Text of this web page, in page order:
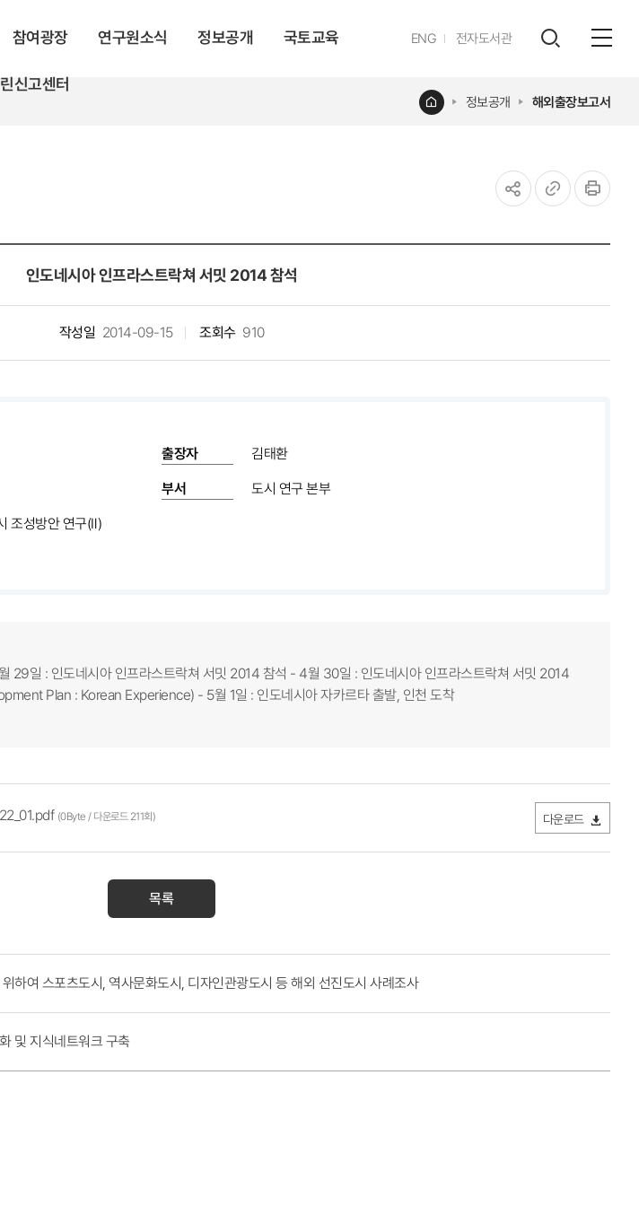
참여광장 연구원소식 정보공개 국토교육
신고센터
ENG영문전자도서관
레이어
홈 정보공개 해외출장보고서
인도네시아 인프라스트락쳐 서밋 2014 참석
작성일 2014-09-15 조회수 910
출장자 김태환
부서 도시 연구 본부
조성방안 연구(Ⅱ)
29일 : 인도네시아 인프라스트락쳐 서밋 2014 참석 - 4월 30일 : 인도네시아 인프라스트락쳐 서밋 2014
Plan : Korean Experience) - 5월 1일 : 인도네시아 자카르타 출발, 인천 도착
(0Byte / 다운로드 211회) 다운로드
목록
하여 스포츠도시, 역사문화도시, 디자인관광도시 등 해외 선진도시 사례조사
및 지식네트워크 구축